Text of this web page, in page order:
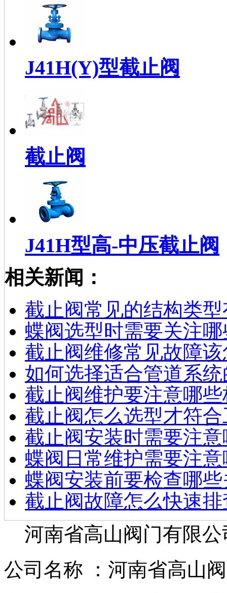
J41H(Y)型截止阀
截止阀
J41H型高-中压截止阀
相关新闻：
截止阀常见的结构类
蝶阀选型时需要关注
截止阀维修常见故障
如何选择适合管道系
截止阀维护要注意哪
截止阀怎么选型才符
截止阀安装时需要注
蝶阀日常维护需要注
蝶阀安装前要检查哪
截止阀故障怎么快速
河南省高山阀门有限公
公司名称 ：河南省高山